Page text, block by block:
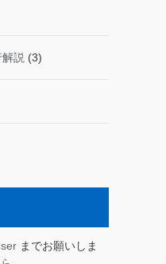
説 (3)
までお願いしま